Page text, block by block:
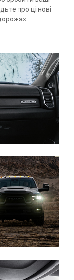
про ці нові